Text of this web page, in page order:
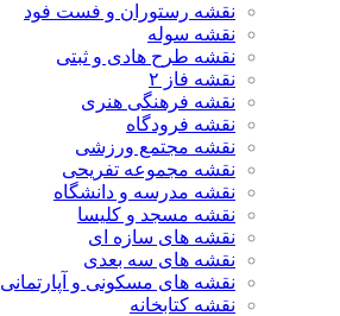
نقشه رستوران و فست فود
نقشه سوله
نقشه طرح هادی و ثبتی
نقشه فاز ۲
نقشه فرهنگی هنری
نقشه فرودگاه
نقشه مجتمع ورزشی
نقشه مجموعه تفریحی
نقشه مدرسه و دانشگاه
نقشه مسجد و کلیسا
نقشه های سازه ای
نقشه های سه بعدی
نقشه های مسکونی و آپارتمانی
نقشه کتابخانه